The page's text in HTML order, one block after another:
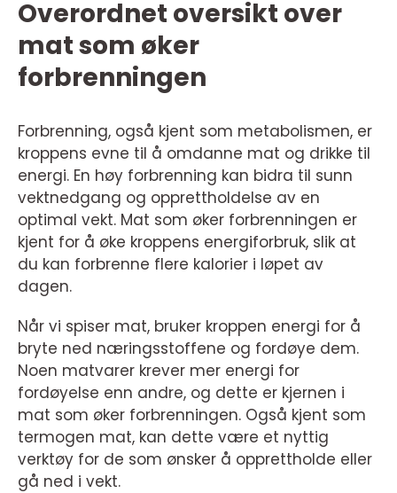
Overordnet oversikt over
mat som øker
forbrenningen
Forbrenning, også kjent som metabolismen, er
kroppens evne til å omdanne mat og drikke til
energi. En høy forbrenning kan bidra til sunn
vektnedgang og opprettholdelse av en
optimal vekt. Mat som øker forbrenningen er
kjent for å øke kroppens energiforbruk, slik at
du kan forbrenne flere kalorier i løpet av
dagen.
Når vi spiser mat, bruker kroppen energi for å
bryte ned næringsstoffene og fordøye dem.
Noen matvarer krever mer energi for
fordøyelse enn andre, og dette er kjernen i
mat som øker forbrenningen. Også kjent som
termogen mat, kan dette være et nyttig
verktøy for de som ønsker å opprettholde eller
gå ned i vekt.